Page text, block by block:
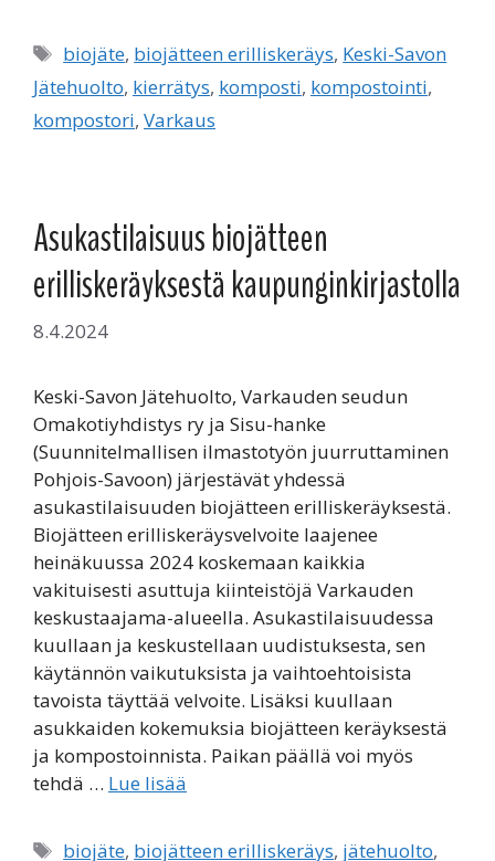
Avainsanat
biojäte, biojätteen erilliskeräys, Keski-Savon
Jätehuolto, kierrätys, komposti, kompostointi,
kompostori, Varkaus
Asukastilaisuus biojätteen
erilliskeräyksestä kaupunginkirjastolla
8.4.2024
Keski-Savon Jätehuolto, Varkauden seudun
Omakotiyhdistys ry ja Sisu-hanke
(Suunnitelmallisen ilmastotyön juurruttaminen
Pohjois-Savoon) järjestävät yhdessä
asukastilaisuuden biojätteen erilliskeräyksestä.
Biojätteen erilliskeräysvelvoite laajenee
heinäkuussa 2024 koskemaan kaikkia
vakituisesti asuttuja kiinteistöjä Varkauden
keskustaajama-alueella. Asukastilaisuudessa
kuullaan ja keskustellaan uudistuksesta, sen
käytännön vaikutuksista ja vaihtoehtoisista
tavoista täyttää velvoite. Lisäksi kuullaan
asukkaiden kokemuksia biojätteen keräyksestä
ja kompostoinnista. Paikan päällä voi myös
tehdä … Lue lisää
Avainsanat
biojäte, biojätteen erilliskeräys, jätehuolto,